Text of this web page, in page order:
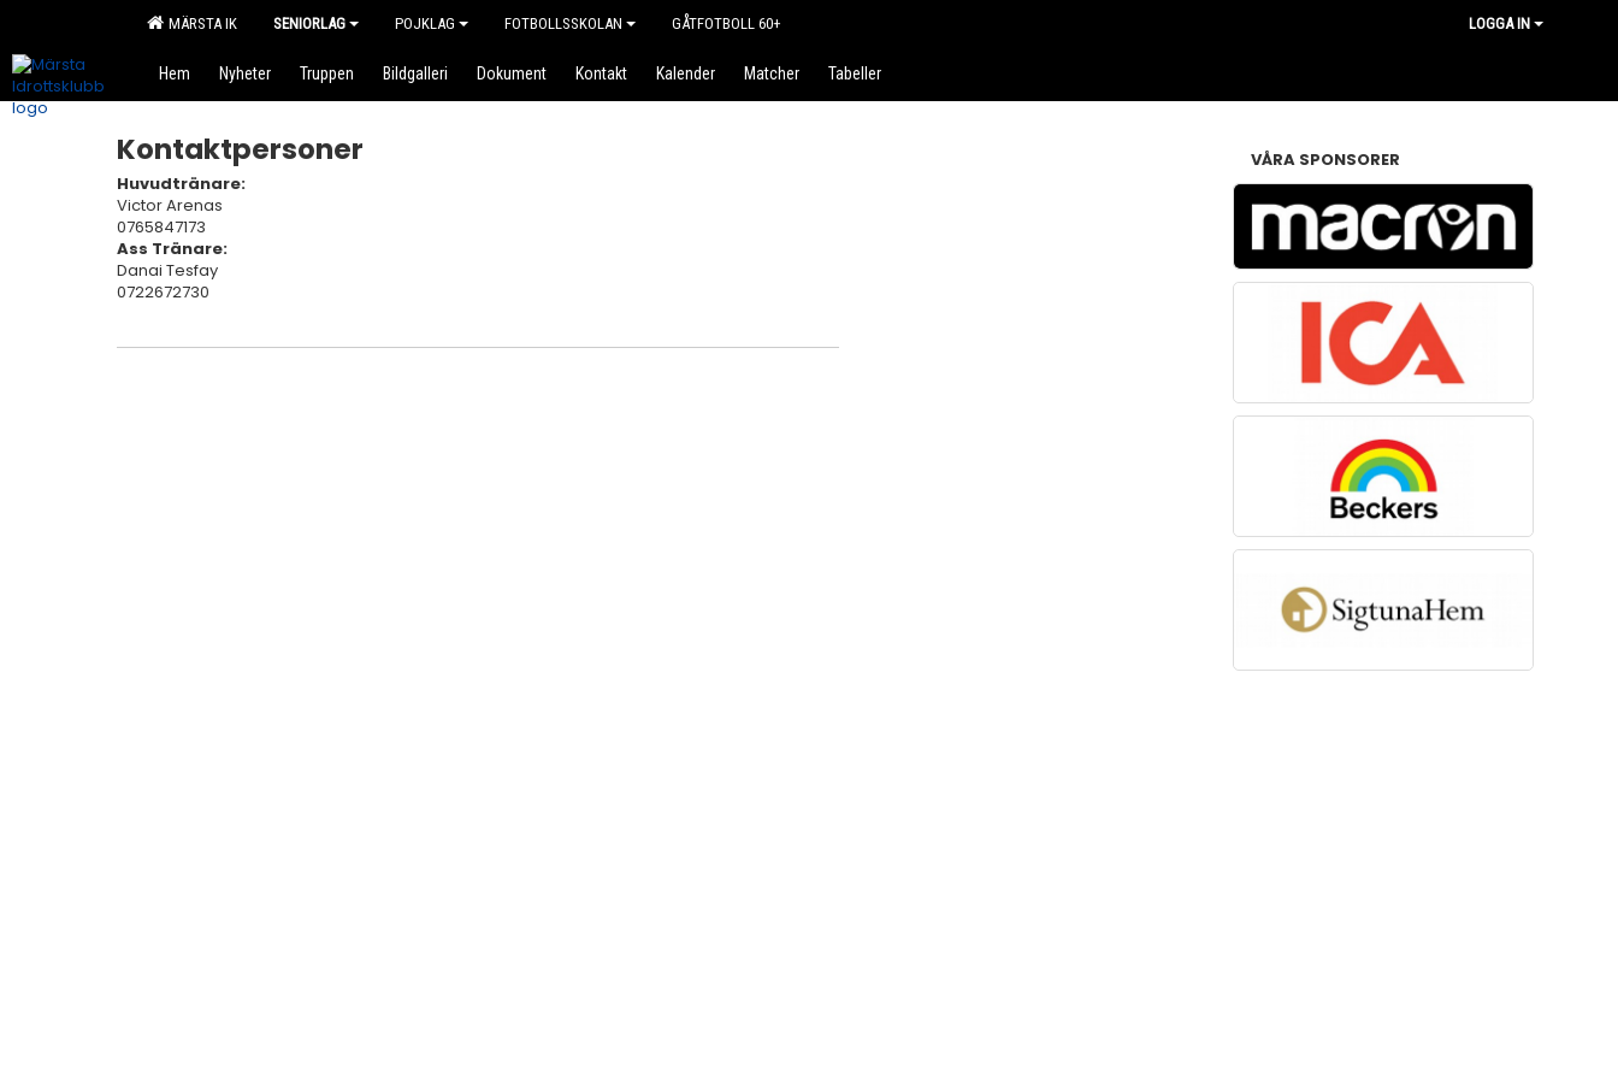
MÄRSTA IK SENIORLAG POJKLAG FOTBOLLSSKOLAN GÅTFOTBOLL 60+ LOGGA IN
Hem Nyheter Truppen Bildgalleri Dokument Kontakt Kalender Matcher Tabeller
Kontaktpersoner
Huvudtränare:
Victor Arenas
0765847173
Ass Tränare:
Danai Tesfay
0722672730
VÅRA SPONSORER